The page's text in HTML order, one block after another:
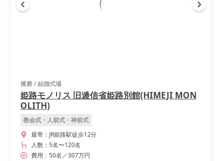
播磨/結婚式場
姫路モノリス 旧逓信省姫路別館(HIMEJI MON
OLITH)
教会式・人前式・神前式
最寄： JR姫路駅徒歩12分
人数： 5名〜120名
費用： 50名 ／307万円